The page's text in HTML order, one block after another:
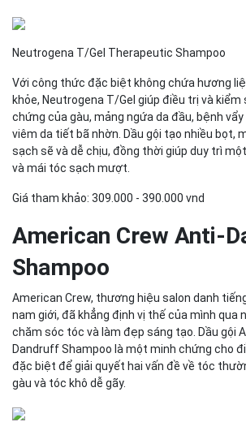
Neutrogena T/Gel Therapeutic Shampoo
Với công thức đặc biệt không chứa hương
khỏe, Neutrogena T/Gel giúp điều trị và
chứng của gàu, mảng ngứa da đầu, bệnh
viêm da tiết bã nhờn. Dầu gội tạo nhiều bọt,
sạch sẽ và dễ chịu, đồng thời giúp duy trì
và mái tóc sạch mượt.
Giá tham khảo: 309.000 - 390.000 vnd
American Crew Anti-
Shampoo
American Crew, thương hiệu salon danh
nam giới, đã khẳng định vị thế của mình qua
chăm sóc tóc và làm đẹp sáng tạo. Dầu gội
Dandruff Shampoo là một minh chứng cho
đặc biệt để giải quyết hai vấn đề về tóc
gàu và tóc khô dễ gãy.